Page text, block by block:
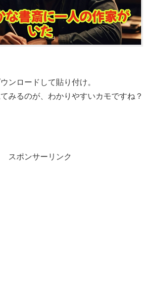
ンロードして貼り付け。
みるのが、わかりやすいカモですね？
スポンサーリンク